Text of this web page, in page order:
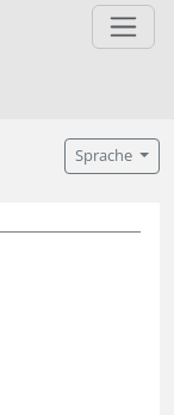
Sprache